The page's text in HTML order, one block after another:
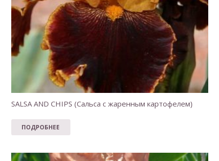
SALSA AND CHIPS (Сальса с жаренным картофелем)
ПОДРОБНЕЕ